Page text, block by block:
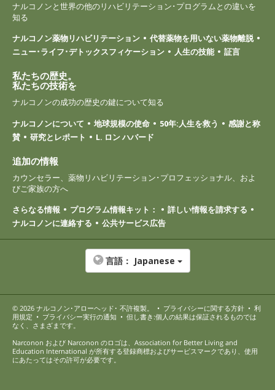
ナルコノンと世界の他のリハビリテーション･プログラムとの違いを
知る
ナルコノン薬物リハビリテーション
代替薬物を用いない薬物離脱
ニュー･ライフ･デトックスフィケーション
人生の技能 証言
私たちの歴史。
私たちの技術を
ナルコノンの成功の歴史の鍵について知る
ナルコノンについて
地球規模の使命 50年:人生を救う
感謝と称
賛
研究とレポート L. ロン ハバード
追加の情報
カウンセラー、薬物リハビリテーション･プロフェッショナル、およ
びご家族の方へ
さらなる情報
プログラム情報キット：
詳しい情報を請求する
ナルコノンに連絡する
公共サービス広告
言語： Japanese
© 2026 ナルコノン･アローヘッド ･ 不許複製。 • プライバシーに関する方針 • 利
用規定 • プライバシー実行の通知 • 但し書き:個人の結果は保証されるものでは
なく、さまざまです。
Narconon および Narconon のロゴは、Association for Better Living and
Education International が所有する登録商標およびサービスマークであり、使用
にあたってはその許可が必要です。